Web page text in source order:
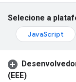
Selecione a
JavaScript
(EEE)